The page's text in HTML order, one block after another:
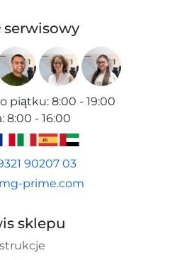
serwisowy
piątku: 8:00 - 19:00
: 8:00 - 16:00
90207 03
prime.com
sklepu